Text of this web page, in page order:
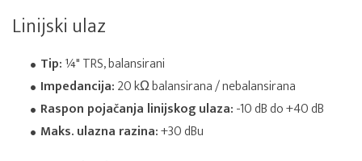
Linijski ulaz
Tip:¼" TRS, balansirani
Impedancija:20 kΩ balansirana / nebalansirana
Raspon pojačanja linijskog ulaza:-10 dB do +40 dB
Maks. ulazna razina:+30 dBu